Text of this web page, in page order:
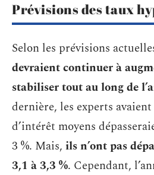
Prévisions des taux
Selon les prévisions
devraient continuer à
stabiliser tout au long de
dernière, les experts
d’intérêt moyens
3 %. Mais, ils n’ont pas
3,1 à 3,3 %. Cependant,